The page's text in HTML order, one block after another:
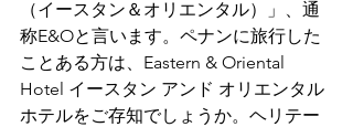
（イースタン＆オリエンタル）」、通
称E&Oと言います。ペナンに旅行した
ことある方は、Eastern & Oriental
Hotel イースタン アンド オリエンタル
ホテルをご存知でしょうか。ヘリテー